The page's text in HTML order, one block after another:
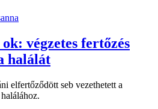
végzetes fertőzés
halálát
elfertőződött seb vezethetett a